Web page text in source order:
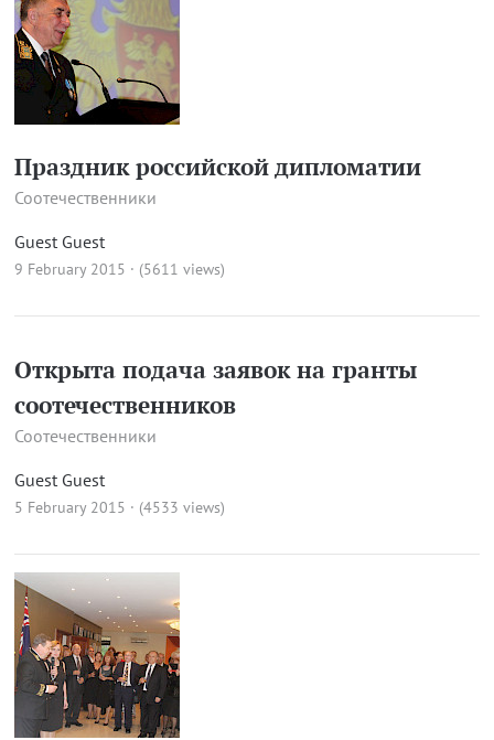
Праздник российской дипломатии
Соотечественники
Guest Guest
9 February 2015 · (5611 views)
Открыта подача заявок на гранты
соотечественников
Соотечественники
Guest Guest
5 February 2015 · (4533 views)